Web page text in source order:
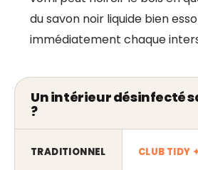
du savon noir liquide bien
immédiatement chaque
Un intérieur désinfecté
?
TRADITIONNEL CLUB TIDY